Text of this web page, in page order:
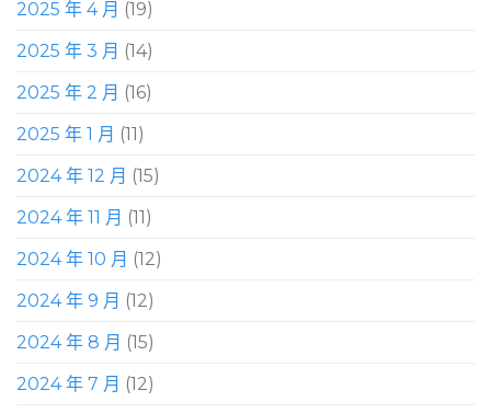
2025 年 4 月 (19)
2025 年 3 月 (14)
2025 年 2 月 (16)
2025 年 1 月 (11)
2024 年 12 月 (15)
2024 年 11 月 (11)
2024 年 10 月 (12)
2024 年 9 月 (12)
2024 年 8 月 (15)
2024 年 7 月 (12)